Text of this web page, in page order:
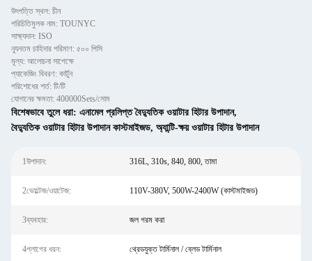
উৎপত্তি স্থল: চীন
পরিচিতিমুলক নাম: TOUNYC
সাক্ষ্যদান: ISO
ন্যূনতম চাহিদার পরিমাণ: ৫০০ পিসি
মূল্য: আলোচনা সাপেক্ষে
প্যাকেজিং বিবরণ: কার্টুন
পরিশোধের শর্ত: টি/টি
যোগানের ক্ষমতা: 400000Sets/সোম
বিশেষভাবে তুলে ধরা: এনামেল প্রলিপ্ত বৈদ্যুতিক ওয়াটার হিটার উপাদান,
বৈদ্যুতিক ওয়াটার হিটার উপাদান কাস্টমাইজড, অ্যান্টি-ক্ষয় ওয়াটার হিটার উপাদান
1উপাদান: 316L, 310s, 840, 800, তামা
2ভোল্টেজ/ওয়াটেজ: 110V-380V, 500W-2400W (কাস্টমাইজড)
3ব্যবহার: জল গরম করা
4প্লাগের ধরন: থ্রেডযুক্ত টার্মিনাল / ব্লেড টার্মিনাল